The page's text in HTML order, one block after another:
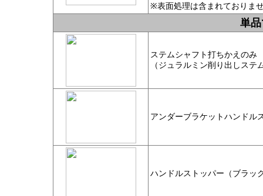
※表面処理は含まれておりま
単
ステムシャフト打ちかえのみ
（ジュラルミン削り出しステ
アンダーブラケットハンドル
ハンドルストッパー（ブラッ